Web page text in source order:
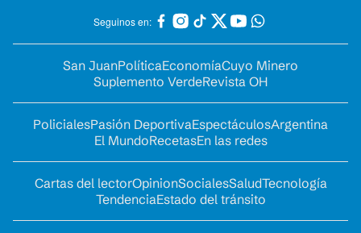
Seguinos en:
San JuanPolíticaEconomíaCuyo Minero
Suplemento VerdeRevista OH
PolicialesPasión DeportivaEspectáculosArgentina
El MundoRecetasEn las redes
Cartas del lectorOpinionSocialesSaludTecnología
TendenciaEstado del tránsito